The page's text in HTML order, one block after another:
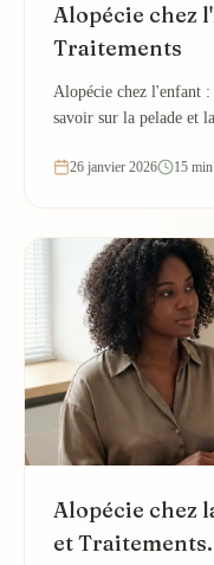
Alopécie chez
Traitements
Alopécie chez l'enfant :
savoir sur la pelade et
26 janvier 2026 15 min
Alopécie chez
et